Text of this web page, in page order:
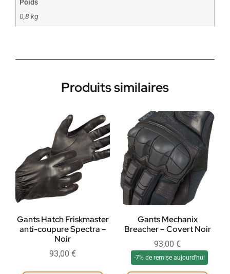
Poids
0,8 kg
Produits similaires
Gants Hatch Friskmaster
anti-coupure Spectra –
Noir
93,00 €
Gants Mechanix
Breacher – Covert Noir
93,00 €
-7% de remise aujourd'hui